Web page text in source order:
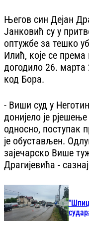
Његов син Дејан
Јанковић су у
оптужбе за тешко
Илић, које се
догодило 26.
код Бора.
- Виши суд у
донијело је
односно, поступак
је обустављен.
зајечарско Више
Драгијевића -